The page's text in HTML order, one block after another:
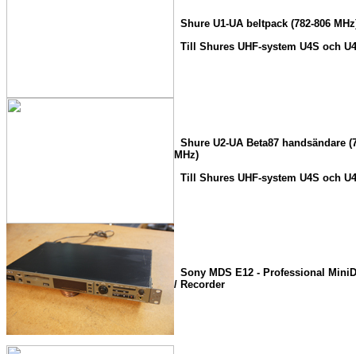
Shure U1-UA beltpack (782-806
Till Shures UHF-system U4S och
Shure U2-UA Beta87 handsändare
MHz)
Till Shures UHF-system U4S och
Sony MDS E12 - Professional
/ Recorder